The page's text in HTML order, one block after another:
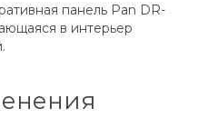
панель Pan DR-
в интерьер